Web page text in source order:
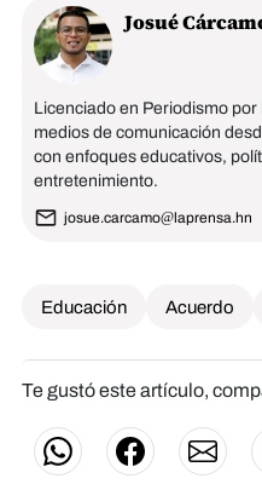
Josué
Licenciado en Periodismo
medios de comunicación
con enfoques educativos,
entretenimiento.
josue.carcamo@laprensa.hn
Educación Acuerdo
Te gustó este artículo,